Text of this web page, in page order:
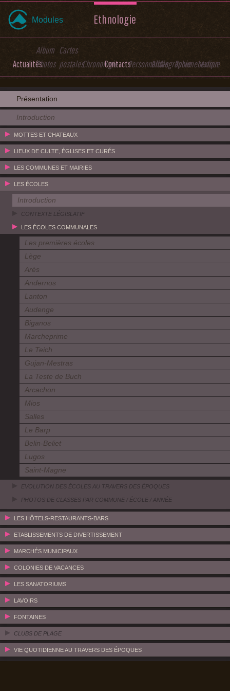
Modules Ethnologie
Actualités
Album
Photos
Cartes
postalesChronologieContactsPersonnalitésBibliographieDocumentation
Lexique
Présentation
Introduction
MOTTES ET CHATEAUX
LIEUX DE CULTE, ÉGLISES ET CURÉS
LES COMMUNES ET MAIRIES
LES ÉCOLES
Introduction
CONTEXTE LÉGISLATIF
LES ÉCOLES COMMUNALES
Les premières écoles
Lège
Arès
Andernos
Lanton
Audenge
Biganos
Marcheprime
Le Teich
Gujan-Mestras
La Teste de Buch
Arcachon
Mios
Salles
Le Barp
Belin-Beliet
Lugos
Saint-Magne
EVOLUTION DES ÉCOLES AU TRAVERS DES ÉPOQUES
PHOTOS DE CLASSES PAR COMMUNE / ÉCOLE / ANNÉE
LES HÔTELS-RESTAURANTS-BARS
ETABLISSEMENTS DE DIVERTISSEMENT
MARCHÉS MUNICIPAUX
COLONIES DE VACANCES
LES SANATORIUMS
LAVOIRS
FONTAINES
CLUBS DE PLAGE
VIE QUOTIDIENNE AU TRAVERS DES ÉPOQUES